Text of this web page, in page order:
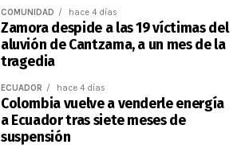
COMUNIDAD hace 4 días
Zamora despide a las 19 víctimas del
aluvión de Cantzama, a un mes de la
tragedia
ECUADOR hace 4 días
Colombia vuelve a venderle energía
a Ecuador tras siete meses de
suspensión